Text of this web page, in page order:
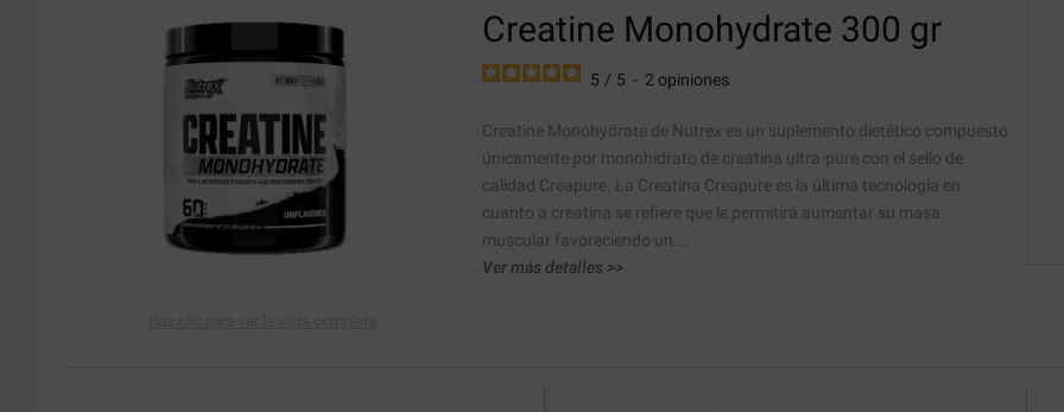
Creatine Monohydrate 300 gr
5 / 5 - 2 opiniones
Creatine Monohydrate de Nutrex es un suplemento dietético compuesto
únicamente por monohidrato de creatina ultra-pure con el sello de
calidad Creapure. La Creatina Creapure es la última tecnologia en
cuanto a creatina se refiere que le permitirá aumentar su masa
muscular favoreciendo un...
Ver más detalles >>